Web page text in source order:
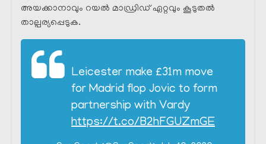
അയക്കാനാവും റയൽ മാഡ്രിഡ്‌ ഏറ്റവും കൂടുതൽ
താല്പര്യപ്പെടുക.
Leicester make £31m move
for Madrid flop Jovic to form
partnership with Vardy
https://t.co/B2hFGUZmGE